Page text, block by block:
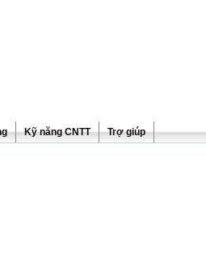
Kỹ năng CNTT Trợ giúp